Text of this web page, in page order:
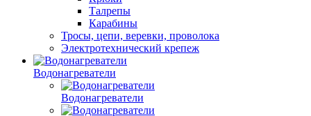
Талрепы
Карабины
Тросы, цепи, веревки, проволока
Электротехнический крепеж
Водонагреватели
Водонагреватели